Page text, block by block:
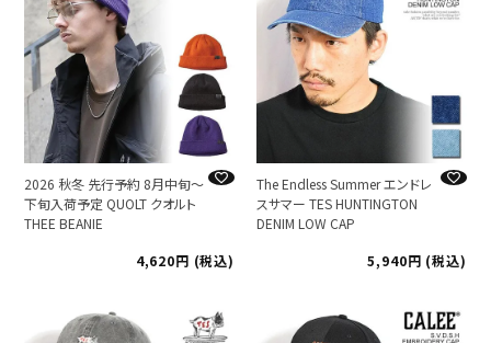
2026 秋冬 先行予約 8月中旬～
下旬入荷予定 QUOLT クオルト
THEE BEANIE
4,620
税込
The Endless Summer エンドレ
スサマー TES HUNTINGTON
DENIM LOW CAP
5,940
税込